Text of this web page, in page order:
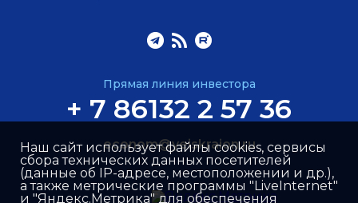
Прямая линия инвестора
+ 7 86132 2 57 36
econom@yeiskraion.ru
Наш сайт использует файлы cookies, сервисы
сбора технических данных посетителей
(данные об IP-адресе, местоположении и др.),
а также метрические программы "LiveInternet"
и "Яндекс.Метрика" для обеспечения